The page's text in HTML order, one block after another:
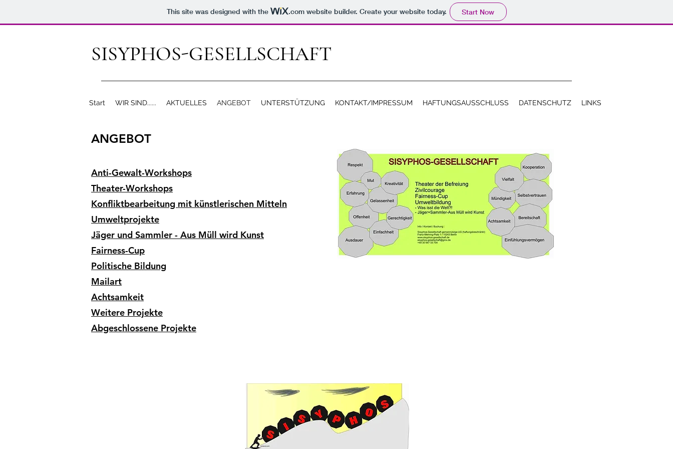
This site was designed with the .comwebsite builder. Create your website today. Start Now
SISYPHOS-GESELLSCHAFT
Start WIR SIND...... AKTUELLES ANGEBOT UNTERSTÜTZUNG KONTAKT/IMPRESSUM HAFTUNGSAUSSCHLUSS DATENSCHUTZ LINKS
ANGEBOT
Anti-Gewalt-Workshops
Theater-Workshops
Konfliktbearbeitung mit künstlerischen Mitteln
Umweltprojekte
Jäger und Sammler - Aus Müll wird Kunst
​Fairness-Cup
Politische Bildung
Mailart
Achtsamkeit
Weitere Projekte
Abgeschlossene Projekte